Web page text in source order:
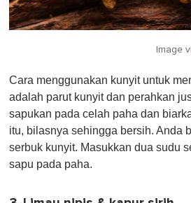
Image
Cara menggunakan kunyit untuk
adalah parut kunyit dan perahkan
sapukan pada celah paha dan
itu, bilasnya sehingga bersih. Anda
serbuk kunyit. Masukkan dua sudu
sapu pada paha.